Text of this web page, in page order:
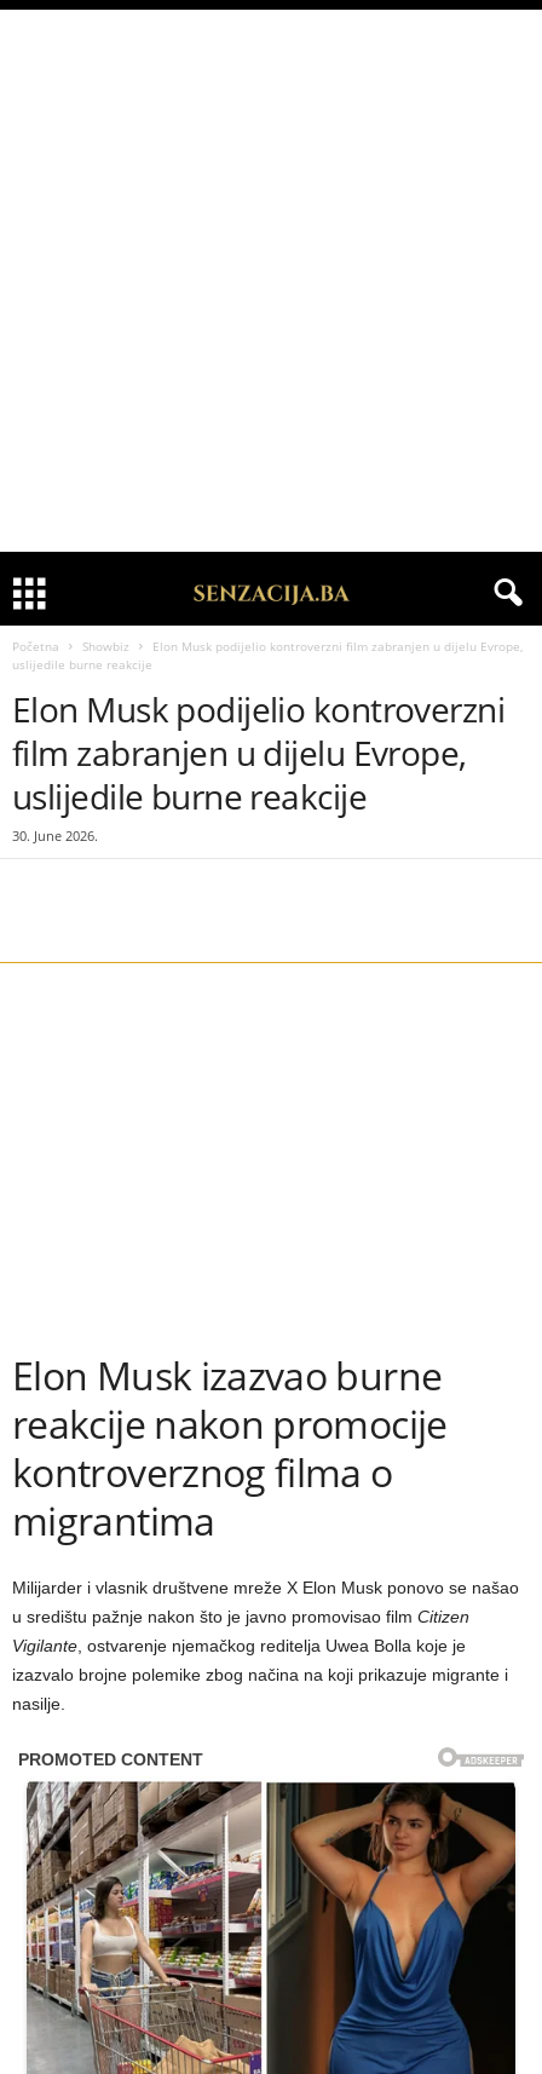
Početna Showbiz
Elon Musk podijelio kontroverzni film zabranjen u dijelu Evrope,
uslijedile burne reakcije
Elon Musk podijelio kontroverzni
film zabranjen u dijelu Evrope,
uslijedile burne reakcije
30. June 2026.
Elon Musk izazvao burne
reakcije nakon promocije
kontroverznog filma o
migrantima
Milijarder i vlasnik društvene mreže X Elon Musk ponovo se našao
u središtu pažnje nakon što je javno promovisao film Citizen
Vigilante , ostvarenje njemačkog reditelja Uwea Bolla koje je
izazvalo brojne polemike zbog načina na koji prikazuje migrante i
nasilje.